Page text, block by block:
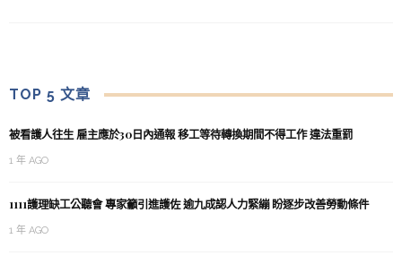
TOP 5 文章
被看護人往生 雇主應於30日內通報 移工等待轉換期間不得工作 違法重罰
1 年 AGO
1111護理缺工公聽會 專家籲引進護佐 逾九成認人力緊繃 盼逐步改善勞動條件
1 年 AGO